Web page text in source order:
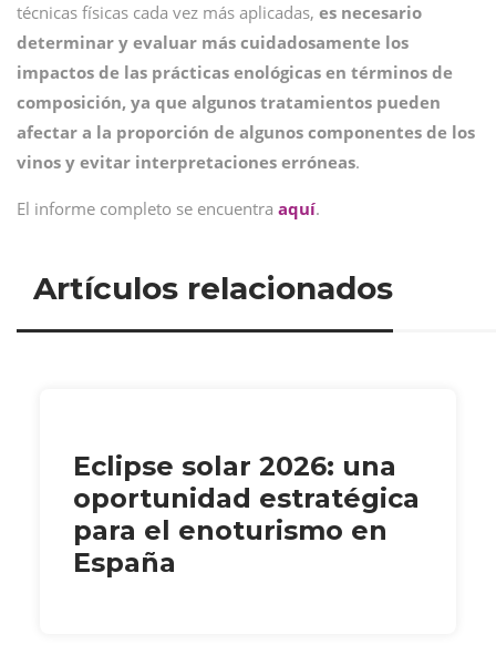
técnicas físicas cada vez más aplicadas, es necesario
determinar y evaluar más cuidadosamente los
impactos de las prácticas enológicas en términos de
composición, ya que algunos tratamientos pueden
afectar a la proporción de algunos componentes de los
vinos y evitar interpretaciones erróneas.
El informe completo se encuentra aquí.
Artículos relacionados
Eclipse solar 2026: una
oportunidad estratégica
para el enoturismo en
España